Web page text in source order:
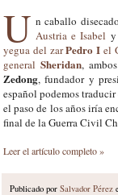
U n caballo
Austria e Isabel y
yegua del zarPedro I el
generalSheridan,
Zedong, fundador y
español podemos
el paso de los años iría
final de la Guerra Civil
Leer el artículo completo »
Publicado por Salvador Pérez